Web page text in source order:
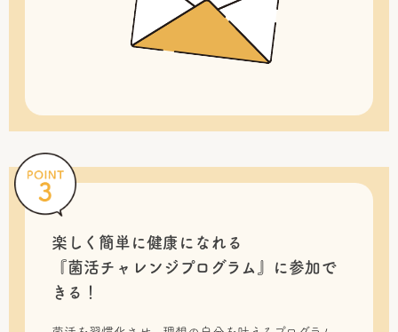
楽しく簡単に健康になれる
『菌活チャレンジプログラム』に 参加で
きる！